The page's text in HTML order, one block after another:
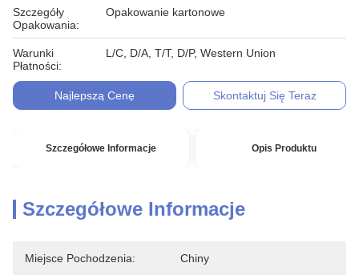
Szczegóły
Opakowania:
Opakowanie kartonowe
Warunki
Płatności:
L/C, D/A, T/T, D/P, Western Union
Najlepszą Cenę Skontaktuj Się Teraz
Szczegółowe Informacje Opis Produktu
Szczegółowe Informacje
Miejsce Pochodzenia: Chiny